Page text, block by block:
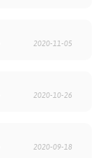
2020-11-05
2020-10-26
2020-09-18